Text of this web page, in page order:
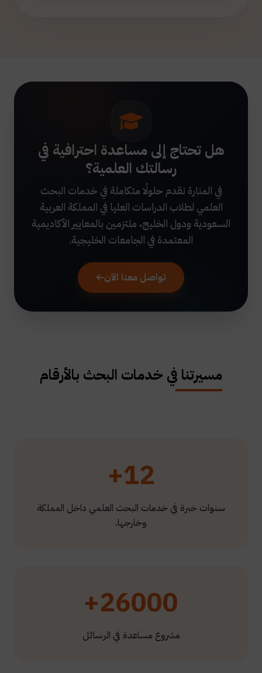
هل تحتاج إلى مساعدة احترافية في
رسالتك العلمية؟
في المنارة نقدم حلولًا متكاملة في خدمات البحث
العلمي لطلاب الدراسات العليا في المملكة العربية
السعودية ودول الخليج، ملتزمين بالمعايير الأكاديمية
المعتمدة في الجامعات الخليجية.
تواصل معنا الآن
مسيرتنا في خدمات البحث بالأرقام
12+
سنوات خبرة في خدمات البحث العلمي داخل المملكة
وخارجها.
26000+
مشروع مساعدة في الرسائل